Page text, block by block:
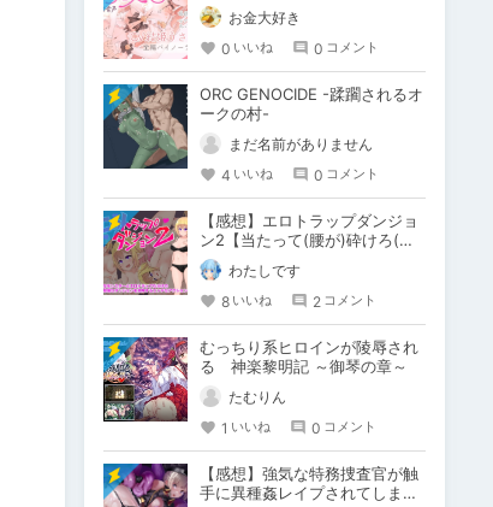
お金大好き
0 いいね 0 コメント
ORC GENOCIDE -蹂躙されるオ
ークの村-
まだ名前がありません
4 いいね 0 コメント
【感想】エロトラップダンジョ
ン2【当たって(腰が)砕けろ(意
味深)なRPG】
わたしです
8 いいね 2 コメント
むっちり系ヒロインが陵辱され
る 神楽黎明記 ～御琴の章～
たむりん
1 いいね 0 コメント
【感想】強気な特務捜査官が触
手に異種姦レイプされてしまう